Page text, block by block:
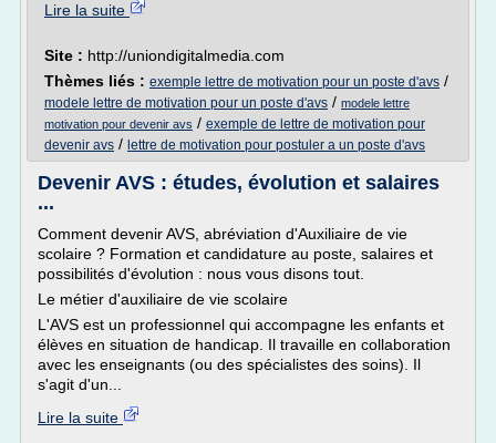
Lire la suite
Site : http://uniondigitalmedia.com
Thèmes liés : exemple lettre de motivation pour un poste d'avs /
modele lettre de motivation pour un poste d'avs / modele lettre
motivation pour devenir avs / exemple de lettre de motivation pour
devenir avs / lettre de motivation pour postuler a un poste d'avs
Devenir AVS : études, évolution et salaires
...
Comment devenir AVS, abréviation d'Auxiliaire de vie
scolaire ? Formation et candidature au poste, salaires et
possibilités d'évolution : nous vous disons tout.
Le métier d'auxiliaire de vie scolaire
L'AVS est un professionnel qui accompagne les enfants et
élèves en situation de handicap. Il travaille en collaboration
avec les enseignants (ou des spécialistes des soins). Il
s'agit d'un...
Lire la suite